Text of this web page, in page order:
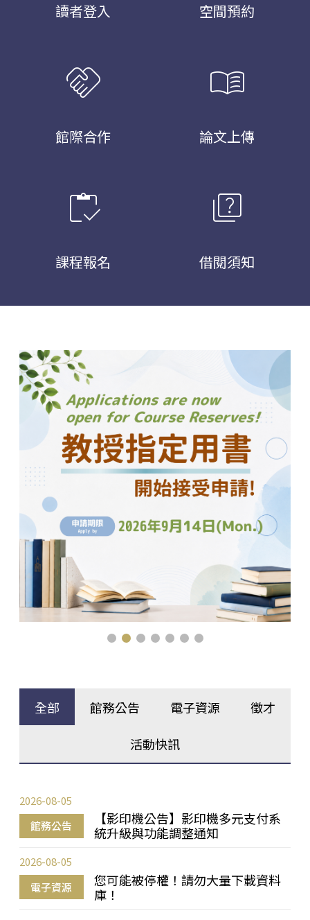
讀者登入 空間預約
handshake
館際合作
menu_book
論文上傳
inventory
課程報名
quiz
借閱須知
全部 館務公告 電子資源 徵才
活動快訊
館務公告
【影印機公告】影印機多元支付系
統升級與功能調整通知
2026-08-05
電子資源
您可能被停權！請勿大量下載資料
庫！
2026-08-05